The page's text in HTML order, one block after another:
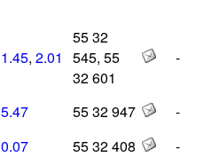
1.45, 2.01
55 32
545, 55
32 601
-
5.47 55 32 947
-
0.07 55 32 408
-